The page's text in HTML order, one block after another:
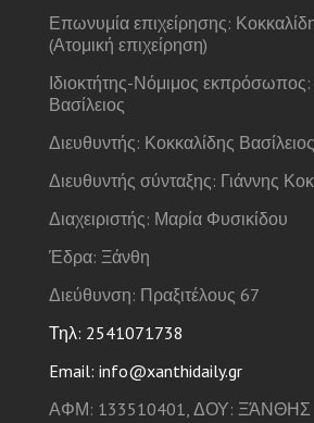
Επωνυμία επιχείρησης:
(Ατομική επιχείρηση)
Ιδιοκτήτης-Νόμιμος
Βασίλειος
Διευθυντής: Κοκκαλίδης Βασίλειος
Διευθυντής σύνταξης: Γιάννης
Διαχειριστής: Μαρία Φυσικίδου
Έδρα: Ξάνθη
Διεύθυνση: Πραξιτέλους 67
Τηλ: 2541071738
Email: info@xanthidaily.gr
ΑΦΜ: 133510401, ΔΟΥ: ΞΆΝΘΗΣ